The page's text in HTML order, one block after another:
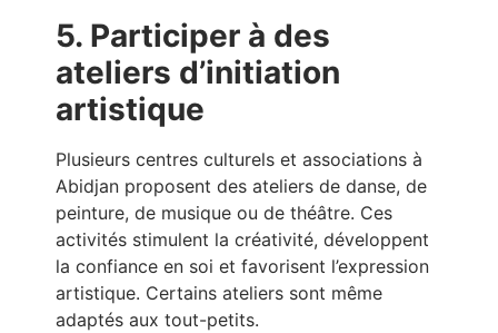
5. Participer à des
ateliers d’initiation
artistique
Plusieurs centres culturels et associations à
Abidjan proposent des ateliers de danse, de
peinture, de musique ou de théâtre. Ces
activités stimulent la créativité, développent
la confiance en soi et favorisent l’expression
artistique. Certains ateliers sont même
adaptés aux tout-petits.